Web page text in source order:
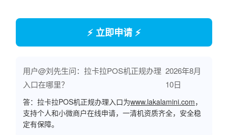
⚡ 立即申请 ⚡
用户@刘先生问：拉卡拉POS机正规办理
入口在哪里？
2026年8月
10日
答：拉卡拉POS机正规办理入口为www.lakalamini.com，
支持个人和小微商户在线申请，一清机资质齐全，安全稳
定有保障。